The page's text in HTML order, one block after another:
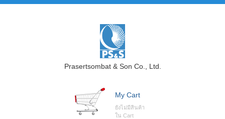
Prasertsombat & Son Co., Ltd.
My Cart
ยังไม่มีสินค้า
ใน Cart